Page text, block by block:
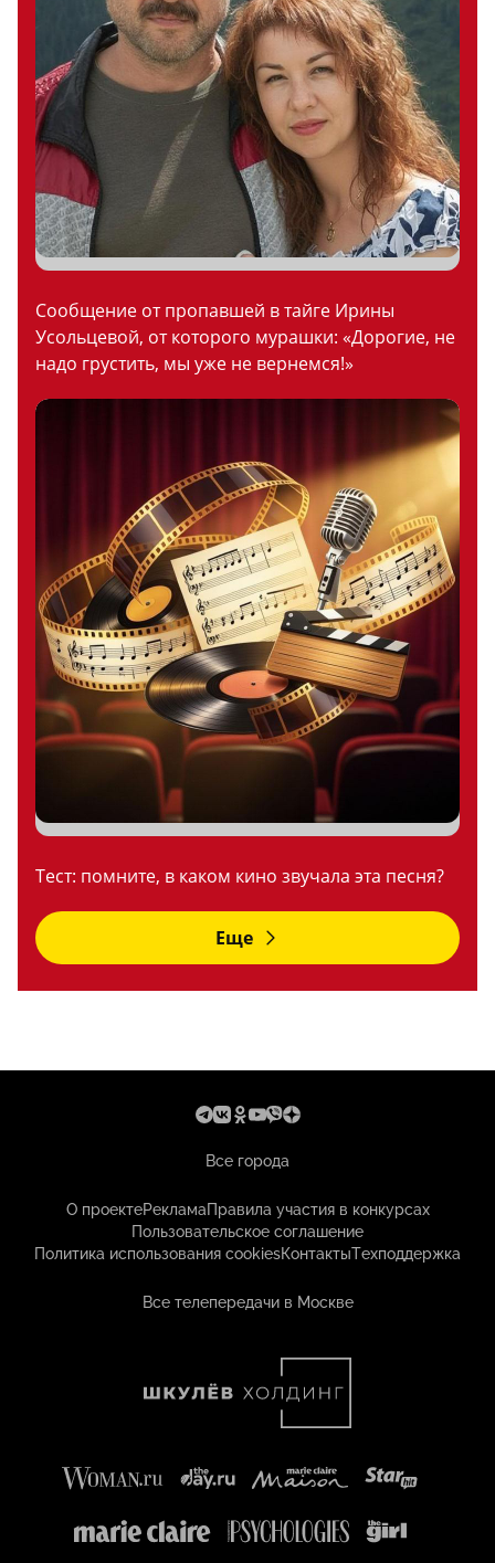
Сообщение от пропавшей в тайге Ирины
Усольцевой, от которого мурашки: «Дорогие, не
надо грустить, мы уже не вернемся!»
Тест: помните, в каком кино звучала эта песня?
Еще
Все города
О проектеРекламаПравила участия в конкурсах
Пользовательское соглашение
Политика использования cookiesКонтактыТехподдержка
Все телепередачи в Москве